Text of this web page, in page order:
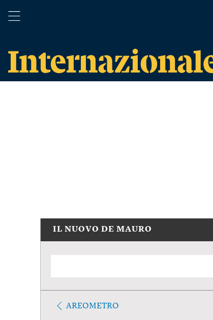
IL NUOVO DE MAURO
AREOMETRO